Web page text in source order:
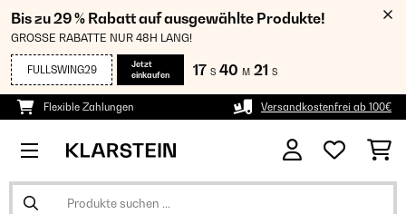
Bis zu 29 % Rabatt auf ausgewählte Produkte!
GROSSE RABATTE NUR 48H LANG!
FULLSWING29
Jetzt
einkaufen
17 S 40 M 20 S
Flexible Zahlungen Versandkostenfrei ab 100€